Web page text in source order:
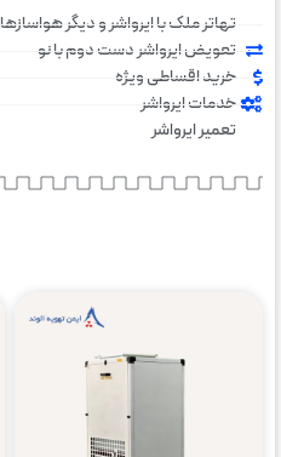
تهاتر ملک با ایرواشر و دیگر هواسازها
تعویض ایرواشر دست دوم با نو
خرید اقساطی ویژه
خدمات ایرواشر
تعمیر ایرواشر